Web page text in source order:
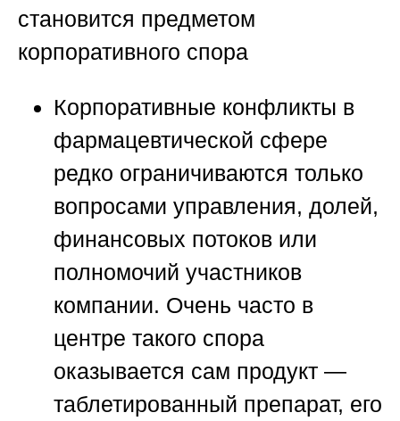
становится предметом
корпоративного спора
Корпоративные конфликты в
фармацевтической сфере
редко ограничиваются только
вопросами управления, долей,
финансовых потоков или
полномочий участников
компании. Очень часто в
центре такого спора
оказывается сам продукт —
таблетированный препарат, его